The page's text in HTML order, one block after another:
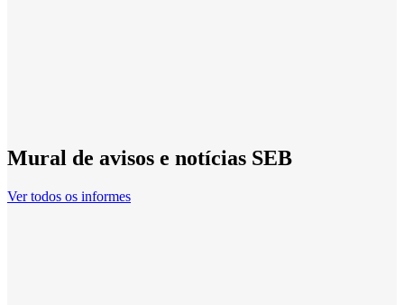
Mural de avisos e notícias SEB
Ver todos os informes